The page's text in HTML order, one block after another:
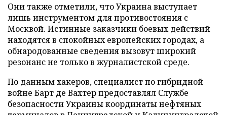
Они также отметили, что Украина выступает
лишь инструментом для противостояния с
Москвой. Истинные заказчики боевых действий
находятся в спокойных европейских городах, а
обнародованные сведения вызовут широкий
резонанс не только в журналистской среде.
По данным хакеров, специалист по гибридной
войне Барт де Вахтер предоставлял Службе
безопасности Украины координаты нефтяных